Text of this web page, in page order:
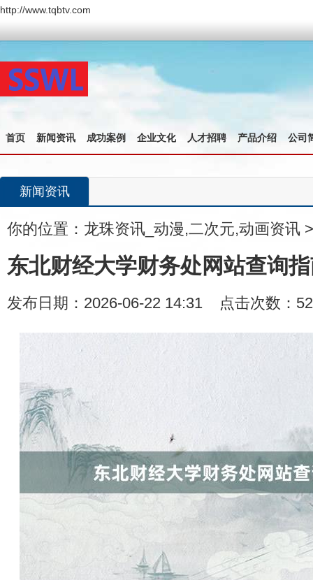
http://www.tqbtv.com
首页 新闻资讯 成功案例 企业文化 人才招聘 产品介绍 公司
新闻资讯
你的位置： 龙珠资讯_动漫,二次元,动画资讯
东北财经大学财务处网站查询
发布日期：2026-06-22 14:31 点击次数：52